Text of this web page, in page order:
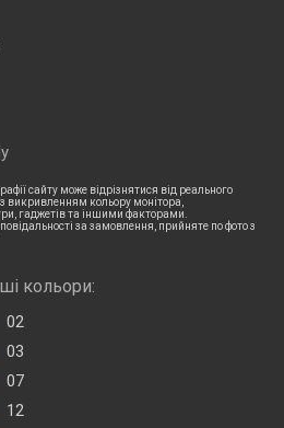
сайту може відрізнятися від реального
викривленням кольору монітора,
гаджетів та іншими факторами.
за замовлення, прийняте по фото з
кольори:
02
03
07
12